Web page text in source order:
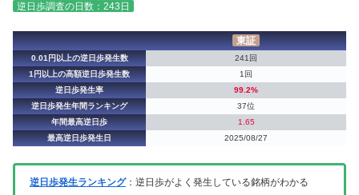
逆日歩調査の日数：243日
東証
0.01円以上の逆日歩発生数
241回
1円以上の高額逆日歩発生数
1回
逆日歩発生率
99.2%
逆日歩発生年間ランキング
37位
年間最高逆日歩
1.65
最高逆日歩発生日
2025/08/27
逆日歩発生ランキング：逆日歩がよく発生している銘柄がわかる